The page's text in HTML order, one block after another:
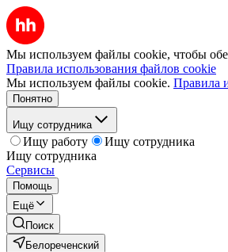
Мы используем файлы cookie, чтобы
Правила использования файлов cookie
Мы используем файлы cookie. Правила
Понятно
Ищу сотрудника
Ищу работу
Ищу сотрудника
Ищу сотрудника
Сервисы
Помощь
Ещё
Поиск
Белореченский